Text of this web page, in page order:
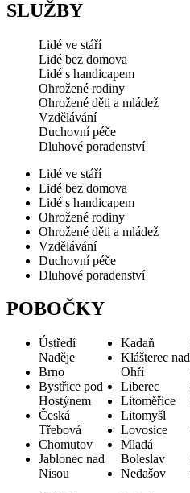
SLUŽBY
Lidé ve stáří
Lidé bez domova
Lidé s handicapem
Ohrožené rodiny
Ohrožené děti a mládež
Vzdělávání
Duchovní péče
Dluhové poradenství
Lidé ve stáří
Lidé bez domova
Lidé s handicapem
Ohrožené rodiny
Ohrožené děti a mládež
Vzdělávání
Duchovní péče
Dluhové poradenství
POBOČKY
Ústředí
Naděje
Brno
Bystřice pod
Hostýnem
Česká
Třebová
Chomutov
Jablonec nad
Nisou
Kadaň
Klášterec nad
Ohří
Liberec
Litoměřice
Litomyšl
Lovosice
Mladá
Boleslav
Nedašov